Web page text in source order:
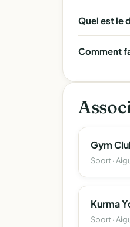
Quel est le
Comment
Gym
Sport ·
Kurma
Sport ·